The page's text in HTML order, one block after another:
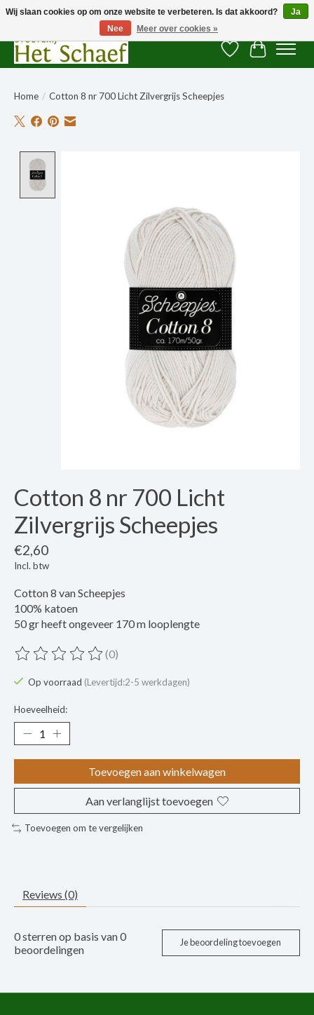
Verlanglijst
Home / Cotton 8 nr 700 Licht Zilvergrijs Scheepjes
Cotton 8 nr 700 Licht
Zilvergrijs Scheepjes
€2,60
Incl. btw
Cotton 8 van Scheepjes
100% katoen
50 gr heeft ongeveer 170 m looplengte
De beoordeling van dit product is
(0)
Op voorraad (Levertijd:2-5 werkdagen)
Hoeveelheid:
Toevoegen aan winkelwagen
Aan verlanglijst toevoegen
Toevoegen om te vergelijken
Reviews (0)
0sterren op basis van0
beoordelingen
Je beoordeling toevoegen
Wij slaan cookies op om onze website te verbeteren. Is dat akkoord?
Ja
Nee
Meer over cookies »